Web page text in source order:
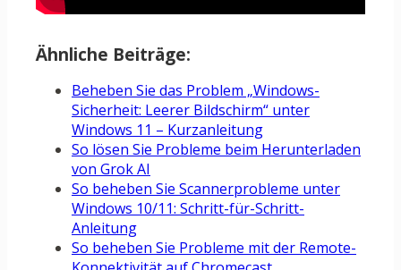
Ähnliche Beiträge:
Beheben Sie das Problem „Windows-
Sicherheit: Leerer Bildschirm“ unter
Windows 11 – Kurzanleitung
So lösen Sie Probleme beim Herunterladen
von Grok AI
So beheben Sie Scannerprobleme unter
Windows 10/11: Schritt-für-Schritt-
Anleitung
So beheben Sie Probleme mit der Remote-